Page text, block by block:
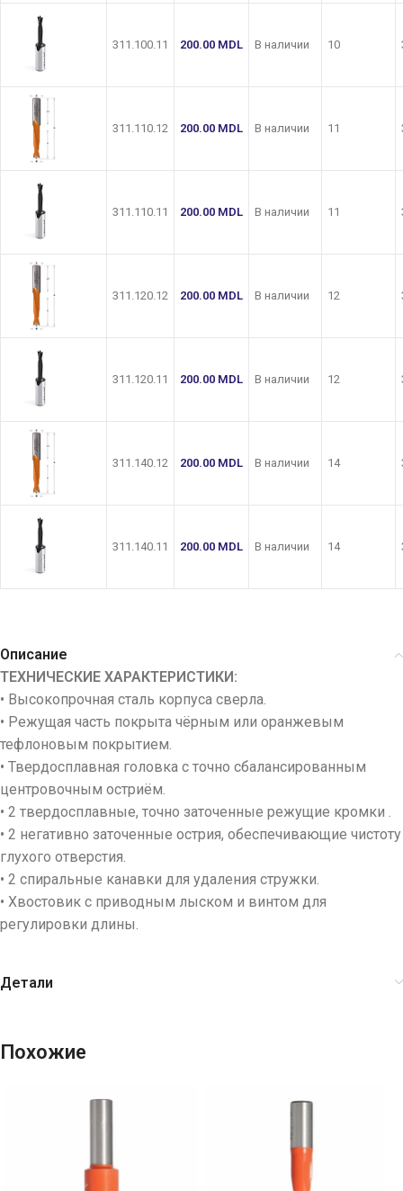
311.100.11 200.00 MDL В наличии 10
311.110.12 200.00 MDL В наличии 11
311.110.11 200.00 MDL В наличии 11
311.120.12 200.00 MDL В наличии 12
311.120.11 200.00 MDL В наличии 12
311.140.12 200.00 MDL В наличии 14
311.140.11 200.00 MDL В наличии 14
Описание
ТЕХНИЧЕСКИЕ ХАРАКТЕРИСТИКИ:
• Высокопрочная сталь корпуса сверла.
• Режущая часть покрыта чёрным или оранжевым
тефлоновым покрытием.
• Твердосплавная головка с точно сбалансированным
центровочным остриём.
• 2 твердосплавные, точно заточенные режущие кромки .
• 2 негативно заточенные острия, обеспечивающие чистоту
глухого отверстия.
• 2 спиральные канавки для удаления стружки.
• Хвостовик с приводным лыском и винтом для
регулировки длины.
Детали
Похожие